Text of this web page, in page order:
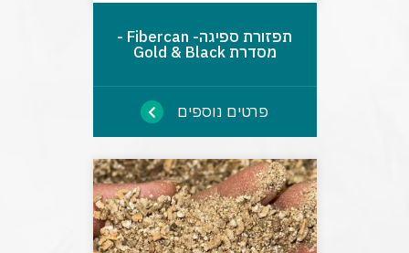
תפזורת ספיגה- Fibercan -
מסדרת Gold & Black
פרטים נוספים